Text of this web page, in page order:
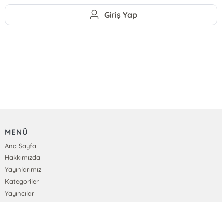
Giriş Yap
MENÜ
Ana Sayfa
Hakkımızda
Yayınlarımız
Kategoriler
Yayıncılar